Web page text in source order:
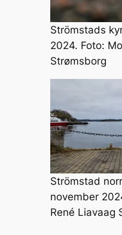
Strömstads
2024. Foto:
Strømsborg
Strömstad
november
René Liavaag